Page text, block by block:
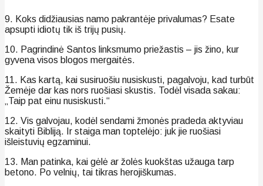
9. Koks didžiausias namo pakrantėje privalumas? Esate
apsupti idiotų tik iš trijų pusių.
10. Pagrindinė Santos linksmumo priežastis – jis žino, kur
gyvena visos blogos mergaitės.
11. Kas kartą, kai susiruošiu nusiskusti, pagalvoju, kad turbūt
Žemėje dar kas nors ruošiasi skustis. Todėl visada sakau:
„Taip pat einu nusiskusti.“
12. Vis galvojau, kodėl sendami žmonės pradeda aktyviau
skaityti Bibliją. Ir staiga man toptelėjo: juk jie ruošiasi
išleistuvių egzaminui.
13. Man patinka, kai gėlė ar žolės kuokštas užauga tarp
betono. Po velnių, tai tikras herojiškumas.